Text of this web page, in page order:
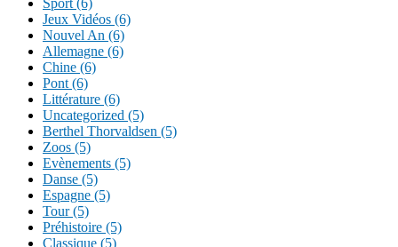
Sport (6)
Jeux Vidéos (6)
Nouvel An (6)
Allemagne (6)
Chine (6)
Pont (6)
Littérature (6)
Uncategorized (5)
Berthel Thorvaldsen (5)
Zoos (5)
Evènements (5)
Danse (5)
Espagne (5)
Tour (5)
Préhistoire (5)
Classique (5)